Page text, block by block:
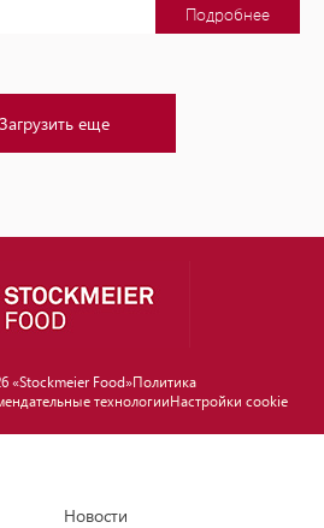
Подробнее
Загрузить еще
«Stockmeier Food»Политика
технологииНастройки cookie
Новости